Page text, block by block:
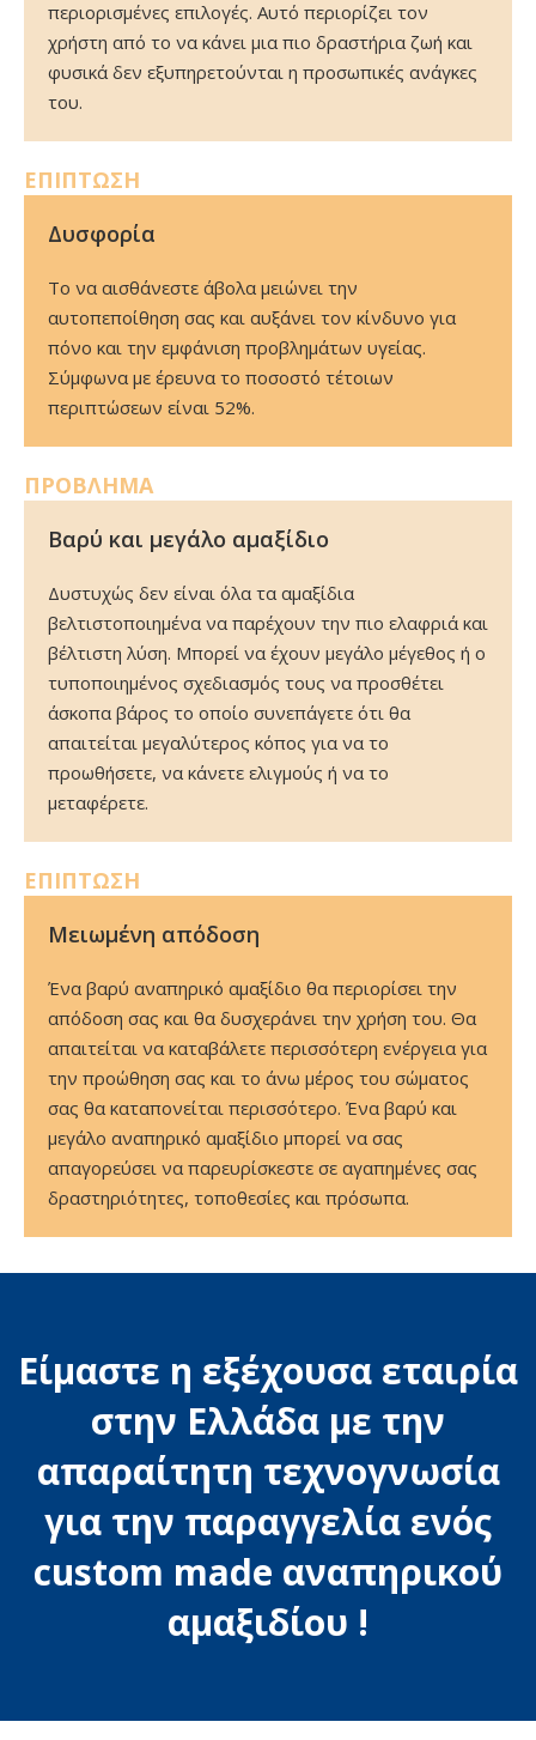
περιορισμένες επιλογές. Αυτό περιορίζει τον
χρήστη από το να κάνει μια πιο δραστήρια ζωή και
φυσικά δεν εξυπηρετούνται η προσωπικές ανάγκες
του.
ΕΠΙΠΤΩΣΗ
Δυσφορία
Το να αισθάνεστε άβολα μειώνει την
αυτοπεποίθηση σας και αυξάνει τον κίνδυνο για
πόνο και την εμφάνιση προβλημάτων υγείας.
Σύμφωνα με έρευνα το ποσοστό τέτοιων
περιπτώσεων είναι 52%.
ΠΡΟΒΛΗΜΑ
Βαρύ και μεγάλο αμαξίδιο
Δυστυχώς δεν είναι όλα τα αμαξίδια
βελτιστοποιημένα να παρέχουν την πιο ελαφριά και
βέλτιστη λύση. Μπορεί να έχουν μεγάλο μέγεθος ή ο
τυποποιημένος σχεδιασμός τους να προσθέτει
άσκοπα βάρος το οποίο συνεπάγετε ότι θα
απαιτείται μεγαλύτερος κόπος για να το
προωθήσετε, να κάνετε ελιγμούς ή να το
μεταφέρετε.
ΕΠΙΠΤΩΣΗ
Μειωμένη απόδοση
Ένα βαρύ αναπηρικό αμαξίδιο θα περιορίσει την
απόδοση σας και θα δυσχεράνει την χρήση του. Θα
απαιτείται να καταβάλετε περισσότερη ενέργεια για
την προώθηση σας και το άνω μέρος του σώματος
σας θα καταπονείται περισσότερο. Ένα βαρύ και
μεγάλο αναπηρικό αμαξίδιο μπορεί να σας
απαγορεύσει να παρευρίσκεστε σε αγαπημένες σας
δραστηριότητες, τοποθεσίες και πρόσωπα.
Είμαστε η εξέχουσα εταιρία
στην Ελλάδα με την
απαραίτητη τεχνογνωσία
για την παραγγελία ενός
custom made αναπηρικού
αμαξιδίου !